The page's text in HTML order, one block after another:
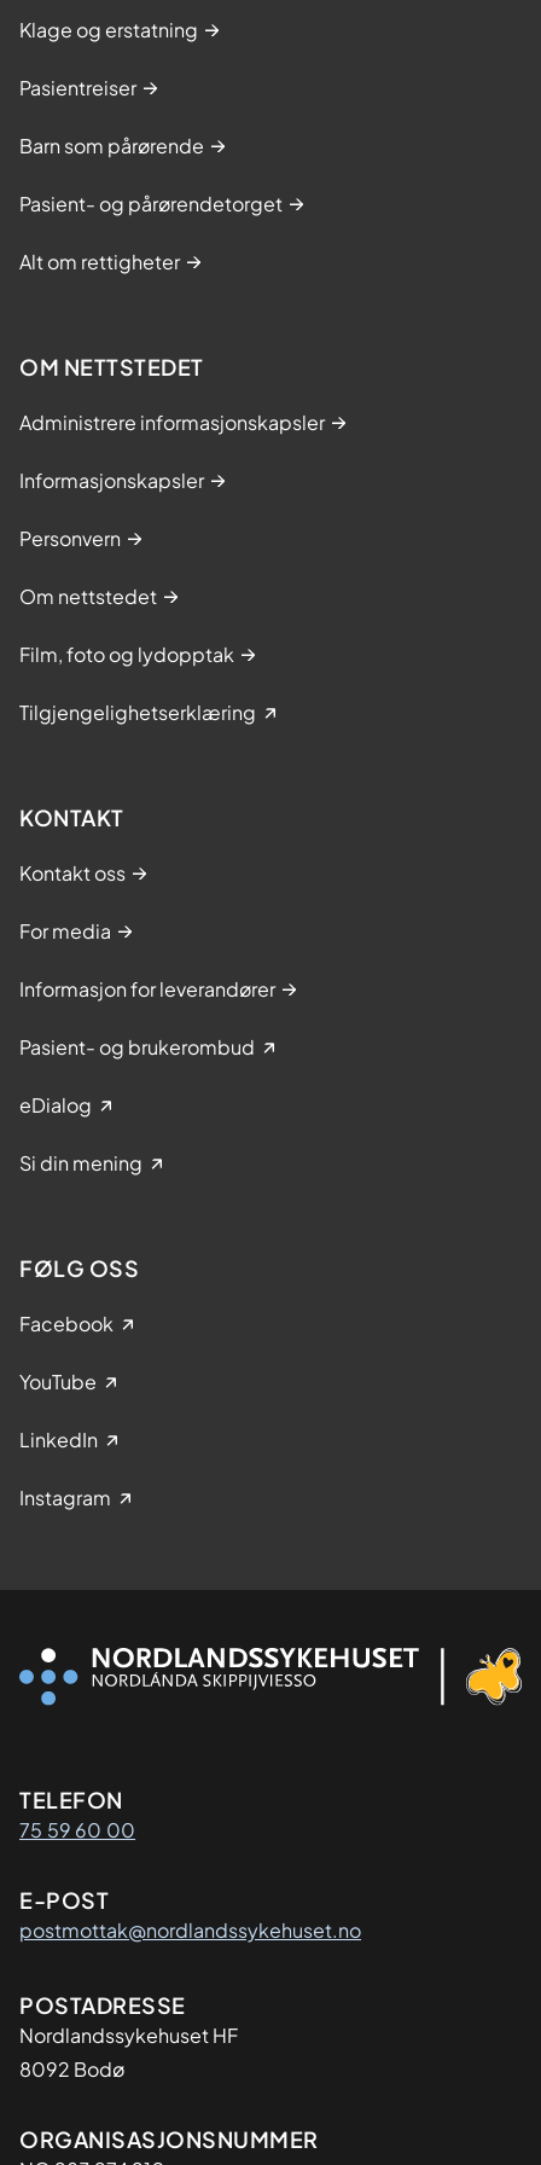
Klage og erstatning
Pasientreiser
Barn som pårørende
Pasient- og pårørendetorget
Alt om rettigheter
OM NETTSTEDET
Administrere informasjonskapsler
Informasjonskapsler
Personvern
Om nettstedet
Film, foto og lydopptak
Tilgjengelighetserklæring
KONTAKT
Kontakt oss
For media
Informasjon for leverandører
Pasient- og brukerombud
eDialog
Si din mening
FØLG OSS
Facebook
YouTube
LinkedIn
Instagram
Kontaktinformasjon
TELEFON
75 59 60 00
E-POST
postmottak@nordlandssykehuset.no
Adresse
POSTADRESSE
Nordlandssykehuset HF
8092 Bodø
Organisasjon
ORGANISASJONSNUMMER